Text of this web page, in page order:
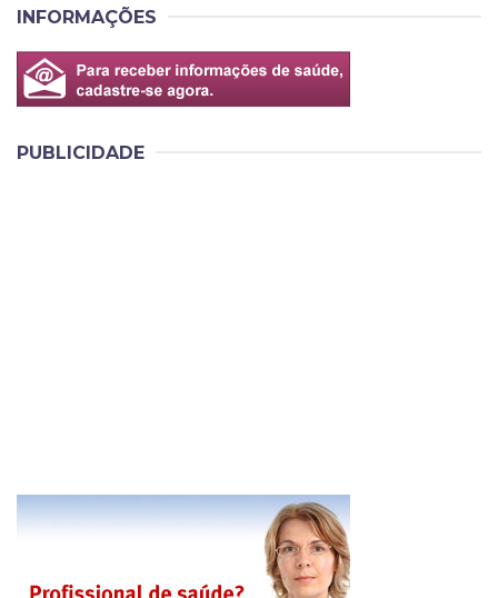
INFORMAÇÕES
PUBLICIDADE